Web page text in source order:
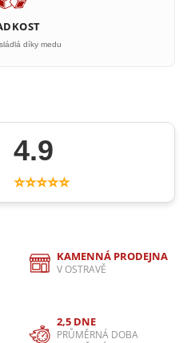
díky medu
4.9
⭐⭐⭐⭐⭐
KAMENNÁ PRODEJNA
V OSTRAVĚ
2,5 DNE
PRŮMĚRNÁ DOBA